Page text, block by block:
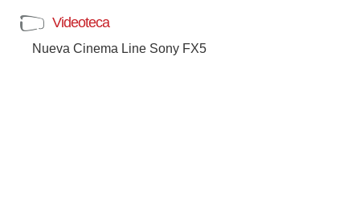
Videoteca
Nueva Cinema Line Sony FX5